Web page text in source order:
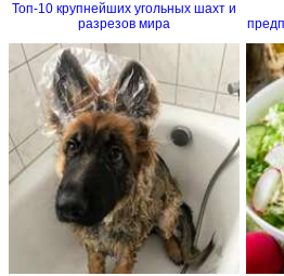
Топ-10 крупнейших угольных шахт и
разрезов мира